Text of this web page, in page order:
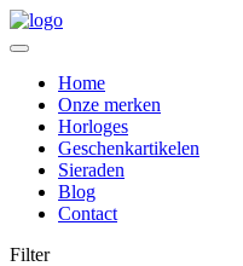
Home
Onze merken
Horloges
Geschenkartikelen
Sieraden
Blog
Contact
Filter